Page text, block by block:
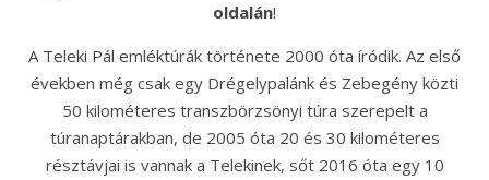
oldalán!
A Teleki Pál emléktúrák története 2000 óta íródik. Az első
években még csak egy Drégelypalánk és Zebegény közti
50 kilométeres transzbörzsönyi túra szerepelt a
túranaptárakban, de 2005 óta 20 és 30 kilométeres
résztávjai is vannak a Telekinek, sőt 2016 óta egy 10